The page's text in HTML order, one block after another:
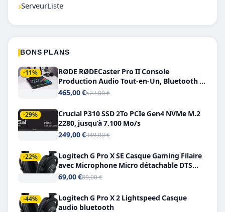
›ServeurListe
BONS PLANS
-11%
RØDE RØDECaster Pro II Console
Production Audio Tout-en-Un, Bluetooth et
Double USB-C
465,00 €522,00 €
-29%
Crucial P310 SSD 2To PCIe Gen4 NVMe M.2
2280, jusqu’à 7.100 Mo/s
249,00 €349,00 €
-22%
Logitech G Pro X SE Casque Gaming Filaire
avec Microphone Micro détachable DTS
Headphone X 7.1
69,00 €89,00 €
-44%
Logitech G Pro X 2 Lightspeed Casque
audio bluetooth